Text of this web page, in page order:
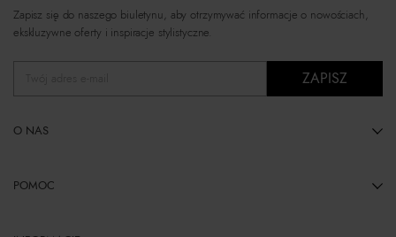
Zapisz się do naszego biuletynu, aby otrzymywać informacje o nowościach,
ekskluzywne oferty i inspiracje stylistyczne.
ZAPISZ
O NAS
POMOC